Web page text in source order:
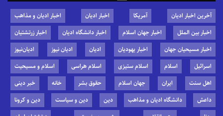
آخرین اخبار ادیان آمریکا اخبار ادیان
اخبار ادیان و مذاهب
اخبار بین الملل
اخبار جهان اسلام اخبار دانشگاه ادیان
اخبار زرتشتیان
اخبار مسیحیان جهان
اخبار یهودیان ادیان ادیان نیوز
ادیان‌نیوز
اسرائیل
اسلام اسلام ستیزی اسلام هراسی
اسلام و مسیحیت
اهل سنت
ایران جهان اسلام حقوق بشر خانه
خبر دینی
داعش
دانشگاه ادیان و مذاهب دین دین و سیاست
دین و کرونا